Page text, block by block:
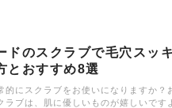
ドのスクラブで毛穴スッ
とおすすめ8選
的にスクラブをお使いになりますか？
ラブは、肌に優しいものが嬉しいです